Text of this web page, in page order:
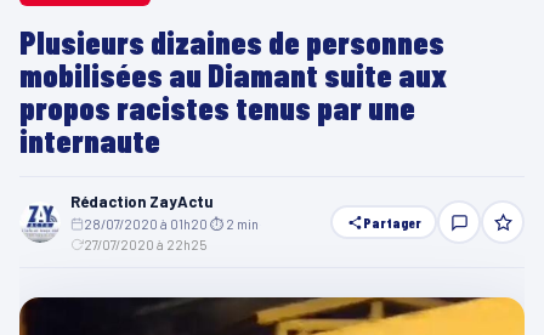
Plusieurs dizaines de personnes
mobilisées au Diamant suite aux
propos racistes tenus par une
internaute
Rédaction ZayActu
28/07/2020 à 01h20 ⏱ 2 min
27/07/2020 à 22h25
Partager